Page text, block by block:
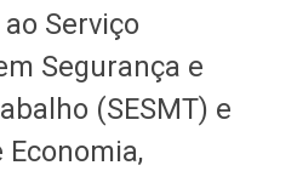
Serviço
Segurança e
(SESMT) e
Economia,